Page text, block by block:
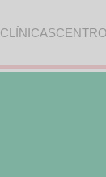
CLÍNICAS